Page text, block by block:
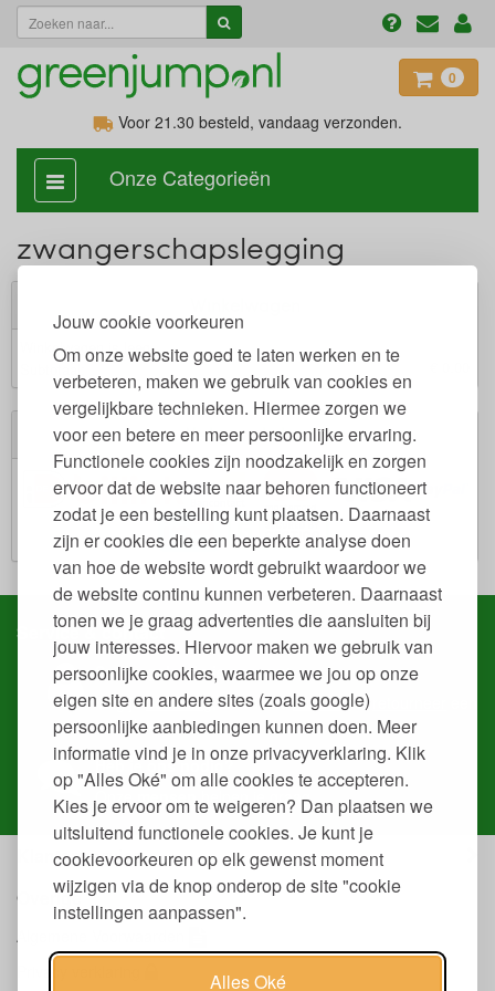
Jouw cookie voorkeuren
Om onze website goed te laten werken en te
verbeteren, maken we gebruik van cookies en
vergelijkbare technieken. Hiermee zorgen we
voor een betere en meer persoonlijke ervaring.
Functionele cookies zijn noodzakelijk en zorgen
ervoor dat de website naar behoren functioneert
zodat je een bestelling kunt plaatsen. Daarnaast
zijn er cookies die een beperkte analyse doen
van hoe de website wordt gebruikt waardoor we
de website continu kunnen verbeteren. Daarnaast
tonen we je graag advertenties die aansluiten bij
jouw interesses. Hiervoor maken we gebruik van
persoonlijke cookies, waarmee we jou op onze
eigen site en andere sites (zoals google)
persoonlijke aanbiedingen kunnen doen. Meer
informatie vind je in onze privacyverklaring. Klik
op "Alles Oké" om alle cookies te accepteren.
Kies je ervoor om te weigeren? Dan plaatsen we
uitsluitend functionele cookies. Je kunt je
cookievoorkeuren op elk gewenst moment
wijzigen via de knop onderop de site "cookie
instellingen aanpassen".
Alles Oké
0
Voor 21.30 besteld, vandaag verzonden.
categorie
aan,
Onze Categorieën
zwangerschapslegging
Winkelwagen is leeg.
Subtotaal:
Veilig winkelen
Service & contact
Snel regelen in je account
Volg jebestelling, downloadfacturenof
artikel.
Heb je ons nodig?
Onze
mensenhelpen je graag.
Klantenservice
Overige
Algemene Voorwaarden